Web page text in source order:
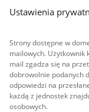
Ustawienia
Strony dostępne w
mailowych. Użytkownik
mail zgadza się na
dobrowolnie podanych
odpowiedzi na
każdą z jednostek
osobowych.